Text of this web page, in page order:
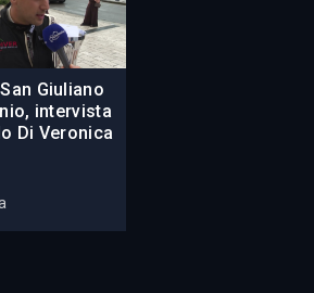
Giuliano
intervista
Di Veronica